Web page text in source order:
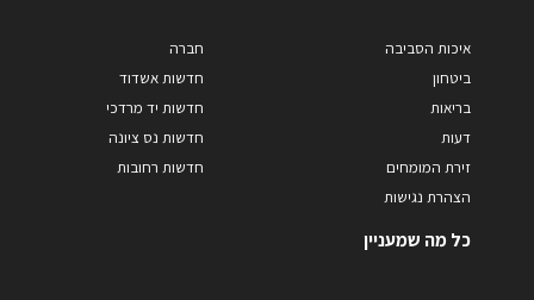
איכות הסביבה
ביטחון
בריאות
דעות
זירת המומחים
הצהרת נגישות
חברה
חדשות אשדוד
חדשות יד מרדכי
חדשות נס ציונה
חדשות רחובות
כל מה שמעניין